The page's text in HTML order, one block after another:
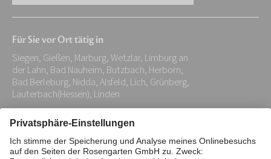
E-
Adresse:
*
Für Sie vor Ort tätig in
Siegen, Gießen, Marburg, Wetzlar, Limburg an
der Lahn, Bad Nauheim, Butzbach, Herborn,
Bad Berleburg, Nidda, Alsfeld, Lich, Grünberg,
Lauterbach(Hessen), Linden
Impressum Datenschutz
Stiftung